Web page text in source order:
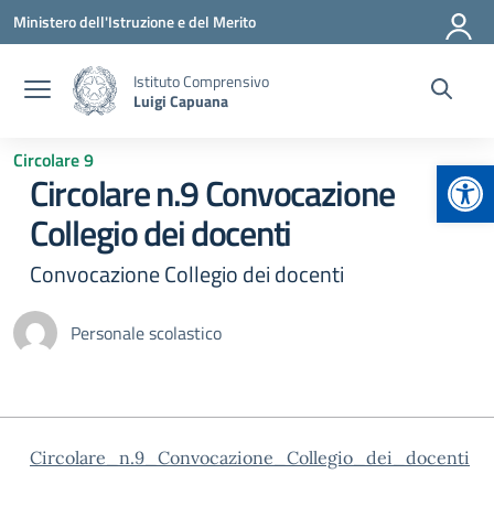
Vai ai contenuti
Vai al menu di navigazione
Vai al footer
Ministero dell'Istruzione e del Merito
Istituto Comprensivo
Luigi Capuana
Circolare 9
Circolare n.9 Convocazione
Collegio dei docenti
Convocazione Collegio dei docenti
Personale scolastico
Circolare_n.9_Convocazione_Collegio_dei_docenti